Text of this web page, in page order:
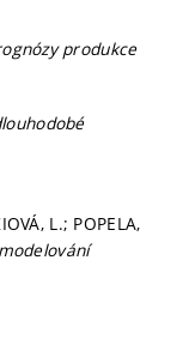
produkce
L.; POPELA,